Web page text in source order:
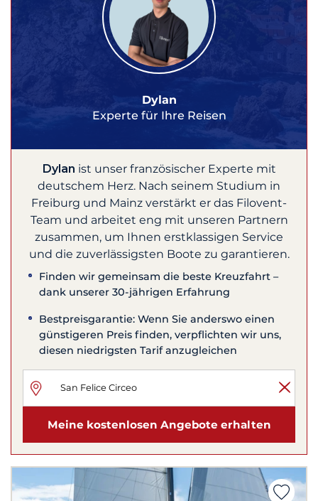
Dylan
Experte für Ihre Reisen
Dylan ist unser französischer Experte mit
deutschem Herz. Nach seinem Studium in
Freiburg und Mainz verstärkt er das Filovent-
Team und arbeitet eng mit unseren Partnern
zusammen, um Ihnen erstklassigen Service
und die zuverlässigsten Boote zu garantieren.
Finden wir gemeinsam die beste Kreuzfahrt –
dank unserer 30-jährigen Erfahrung
Bestpreisgarantie: Wenn Sie anderswo einen
günstigeren Preis finden, verpflichten wir uns,
diesen niedrigsten Tarif anzugleichen
Meine kostenlosen Angebote erhalten